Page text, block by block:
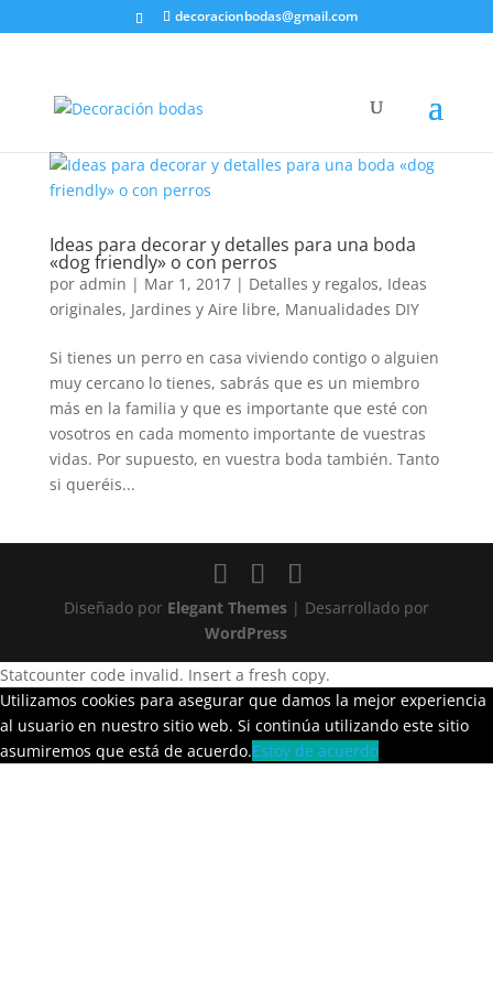
decoracionbodas@gmail.com
Ideas para decorar y detalles para una boda
«dog friendly» o con perros
por admin | Mar 1, 2017| Detalles y regalos, Ideas
originales, Jardines y Aire libre, Manualidades DIY
Si tienes un perro en casa viviendo contigo o alguien
muy cercano lo tienes, sabrás que es un miembro
más en la familia y que es importante que esté con
vosotros en cada momento importante de vuestras
vidas. Por supuesto, en vuestra boda también. Tanto
si queréis...
Diseñado por Elegant Themes| Desarrollado por
WordPress
Statcounter code invalid. Insert a fresh copy.
Utilizamos cookies para asegurar que damos la mejor experiencia
al usuario en nuestro sitio web. Si continúa utilizando este sitio
asumiremos que está de acuerdo.Estoy de acuerdo